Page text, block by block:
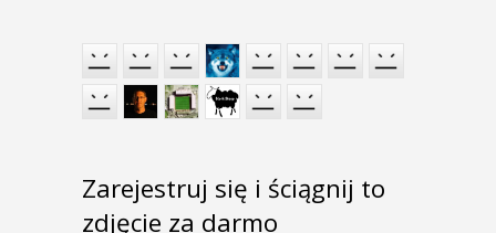
Zarejestruj się i ściągnij to
zdjęcie za darmo